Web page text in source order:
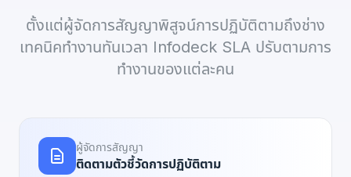
ตั้งแต่ผู้จัดการสัญญาพิสูจน์การปฏิบัติตามถึงช่าง
เทคนิคทำงานทันเวลา Infodeck SLA ปรับตามการ
ทำงานของแต่ละคน
ผู้จัดการสัญญา
ติดตามตัวชี้วัดการปฏิบัติตาม